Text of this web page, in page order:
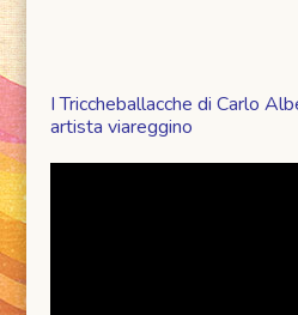
I Triccheballacche di Carlo
artista viareggino